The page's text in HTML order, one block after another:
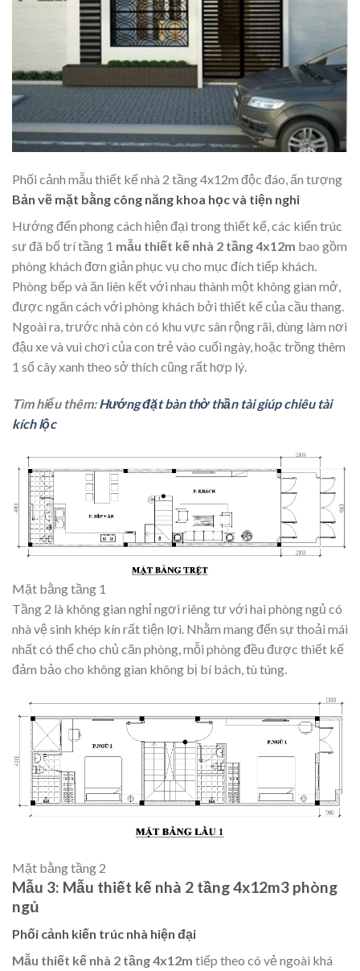
Phối cảnh mẫu thiết kế nhà 2 tầng 4x12m độc đáo, ấn tượng
Bản vẽ mặt bằng công năng khoa học và tiện nghi
Hướng đến phong cách hiện đại trong thiết kế, các kiến trúc
sư đã bố trí tầng 1 mẫu thiết kế nhà 2 tầng 4x12m bao gồm
phòng khách đơn giản phục vụ cho mục đích tiếp khách.
Phòng bếp và ăn liên kết với nhau thành một không gian mở,
được ngăn cách với phòng khách bởi thiết kế của cầu thang.
Ngoài ra, trước nhà còn có khu vực sân rộng rãi, dùng làm nơi
đậu xe và vui chơi của con trẻ vào cuối ngày, hoặc trồng thêm
1 số cây xanh theo sở thích cũng rất hợp lý.
Tìm hiểu thêm:Hướng đặt bàn thờ thần tài giúp chiêu tài
kích lộc
Mặt bằng tầng 1
Tầng 2 là không gian nghỉ ngơi riêng tư với hai phòng ngủ có
nhà vệ sinh khép kín rất tiện lợi. Nhằm mang đến sự thoải mái
nhất có thể cho chủ căn phòng, mỗi phòng đều được thiết kế
đảm bảo cho không gian không bị bí bách, tù túng.
Mặt bằng tầng 2
Mẫu 3: Mẫu thiết kế nhà 2 tầng 4x12m3 phòng
ngủ
Phối cảnh kiến trúc nhà hiện đại
Mẫu thiết kế nhà 2 tầng 4x12m tiếp theo có vẻ ngoài khá